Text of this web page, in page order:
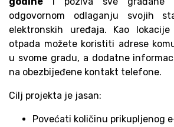
odgovornom odlaganju svojih
elektronskih uređaja. Kao
otpada možete koristiti adrese
u svome gradu, a dodatne
na obezbijeđene kontakt telefone.
Cilj projekta je jasan:
Povećati količinu prikupljenog